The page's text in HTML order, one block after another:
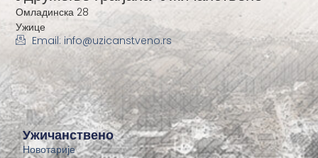
Ужичанствено
Новотарије
Омладинска 28
Ужице
Email: info@uzicanstveno.rs